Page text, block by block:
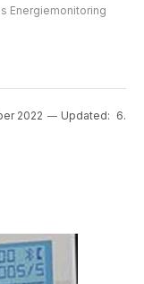
Energiemonitoring
2022 Updated: 6.